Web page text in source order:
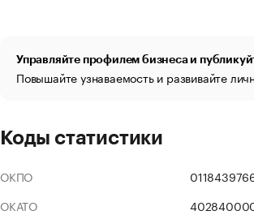
Управляйте профилем бизнеса и
Повышайте узнаваемость и развивайте
Коды статистики
ОКПО
ОКАТО